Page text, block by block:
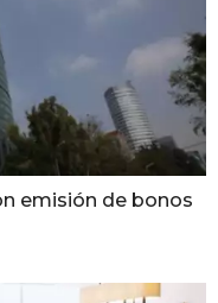
emisión de bonos